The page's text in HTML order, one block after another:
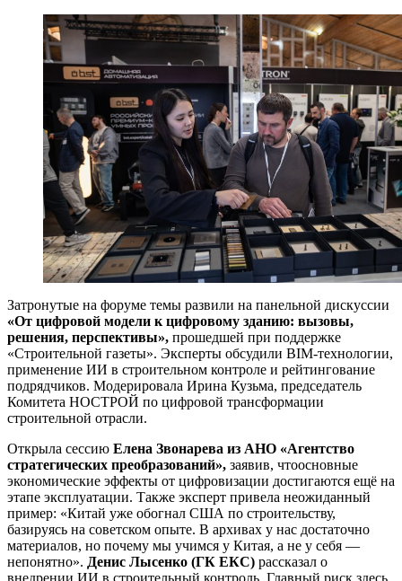
Затронутые на форуме темы развили на панельной дискуссии
«От цифровой модели к цифровому зданию: вызовы,
решения, перспективы», прошедшей при поддержке
«Строительной газеты». Эксперты обсудили BIM-технологии,
применение ИИ в строительном контроле и рейтингование
подрядчиков. Модерировала Ирина Кузьма, председатель
Комитета НОСТРОЙ по цифровой трансформации
строительной отрасли.
Открыла сессию Елена Звонарева из АНО «Агентство
стратегических преобразований», заявив, чтоосновные
экономические эффекты от цифровизации достигаются ещё на
этапе эксплуатации. Также эксперт привела неожиданный
пример: «Китай уже обогнал США по строительству,
базируясь на советском опыте. В архивах у нас достаточно
материалов, но почему мы учимся у Китая, а не у себя —
непонятно». Денис Лысенко (ГК ЕКС) рассказал о
внедрении ИИ в строительный контроль. Главный риск здесь